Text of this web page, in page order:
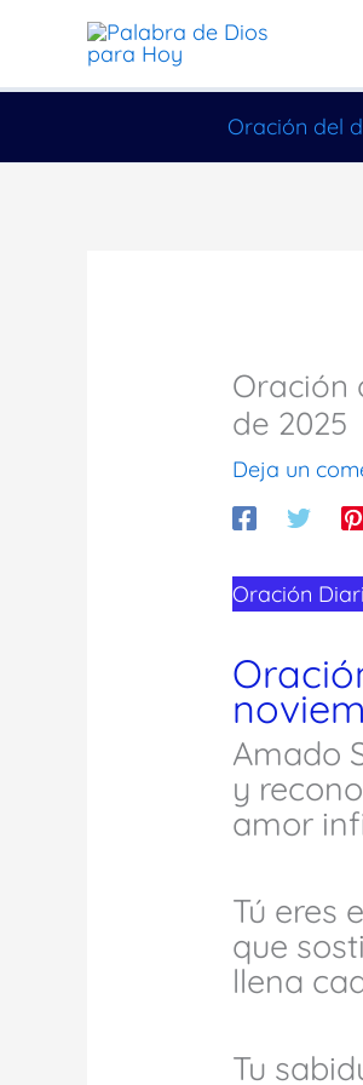
contenido
Oración del
Oración
de 2025
Deja un
Oración
Amado
y
amor
Tú eres
que
llena
Tu